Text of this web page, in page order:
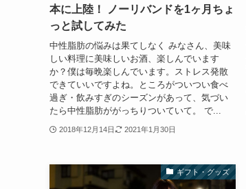
本に上陸！ ノーリバンドを1ヶ月ちょ
っと試してみた
中性脂肪の悩みは果てしなく みなさん、美味
しい料理に美味しいお酒、楽しんでいます
か？僕は毎晩楽しんでいます。ストレス発散
できていいですよね。ところがついつい食べ
過ぎ・飲みすぎのシーズンがあって、気づい
たら中性脂肪ががっちりついていて。 で...
2018年12月14日 2021年1月30日
ギフト・グッズ